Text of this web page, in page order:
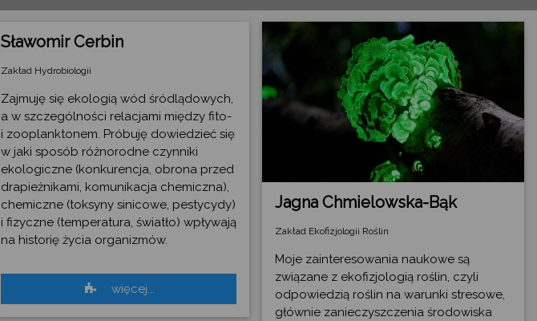
Sławomir Cerbin
Zakład Hydrobiologii
Zajmuję się ekologią wód śródlądowych,
a w szczególności relacjami między fito-
i zooplanktonem. Próbuję dowiedzieć się
w jaki sposób różnorodne czynniki
ekologiczne (konkurencja, obrona przed
drapieżnikami, komunikacja chemiczna),
chemiczne (toksyny sinicowe, pestycydy)
i fizyczne (temperatura, światło) wpływają
na historię życia organizmów.
więcej...
Jagna Chmielowska-Bąk
Zakład Ekofizjologii Roślin
Moje zainteresowania naukowe są
związane z ekofizjologią roślin, czyli
odpowiedzią roślin na warunki stresowe,
głównie zanieczyszczenia środowiska